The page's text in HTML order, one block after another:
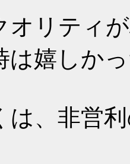
オリティ
は嬉しか
は、非営